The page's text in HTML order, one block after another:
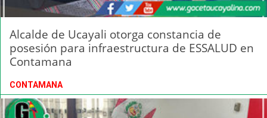
Alcalde de Ucayali otorga constancia de
posesión para infraestructura de ESSALUD en
Contamana
CONTAMANA